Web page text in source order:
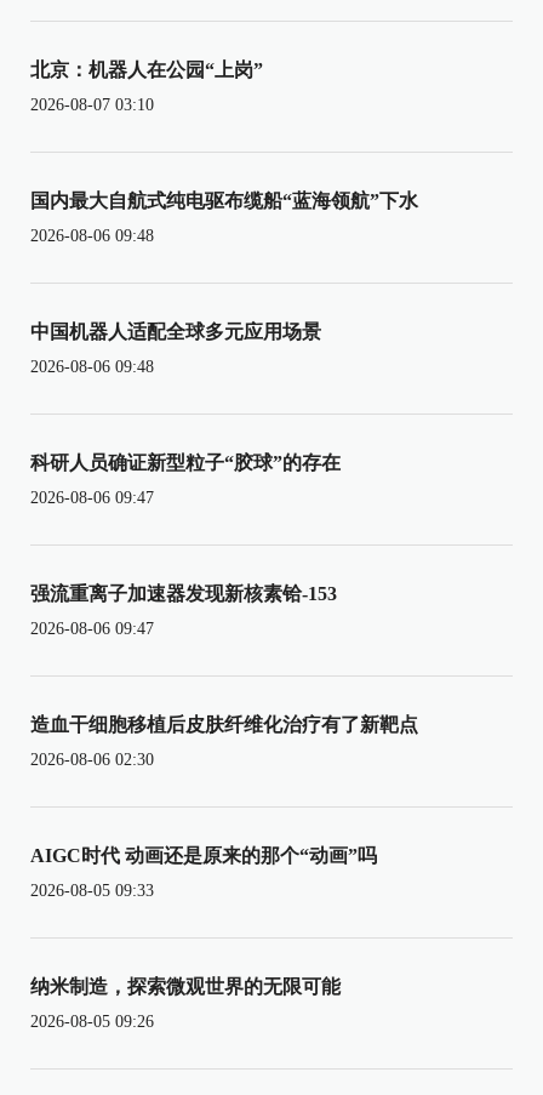
北京：机器人在公园“上岗”
2026-08-07 03:10
国内最大自航式纯电驱布缆船“蓝海领航”下水
2026-08-06 09:48
中国机器人适配全球多元应用场景
2026-08-06 09:48
科研人员确证新型粒子“胶球”的存在
2026-08-06 09:47
强流重离子加速器发现新核素铪-153
2026-08-06 09:47
造血干细胞移植后皮肤纤维化治疗有了新靶点
2026-08-06 02:30
AIGC时代 动画还是原来的那个“动画”吗
2026-08-05 09:33
纳米制造，探索微观世界的无限可能
2026-08-05 09:26